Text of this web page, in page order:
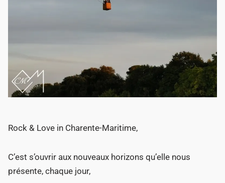
Rock & Love in Charente-Maritime,
C’est s’ouvrir aux nouveaux horizons qu’elle nous
présente, chaque jour,